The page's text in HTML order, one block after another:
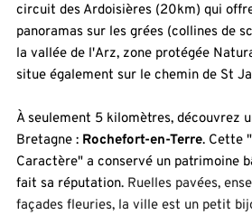
circuit des Ardoisières (20km) qui
panoramas sur les grées (collines de
la vallée de l'Arz, zone protégée
situe également sur le chemin de St
À seulement 5 kilomètres, découvrez
Bretagne : Rochefort-en-Terre. Cette
Caractère" a conservé un patrimoine
fait sa réputation. Ruelles pavées,
façades fleuries, la ville est un petit